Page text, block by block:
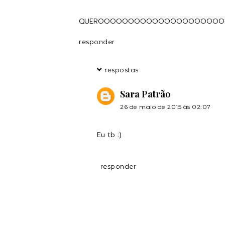
responder
respostas
Sara Patrão
26 de maio de 2015 às 02:07
Eu tb :)
responder